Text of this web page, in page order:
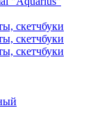
скетчбуки
скетчбуки
скетчбуки